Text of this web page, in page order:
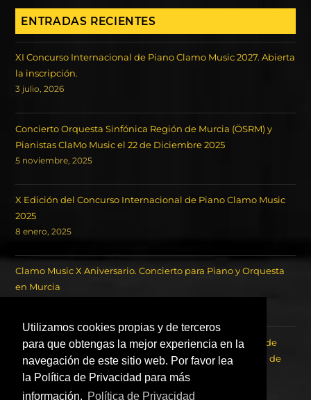
Utilizamos cookies propias y de terceros
para que obtengas la mejor experiencia en la
navegación de este sitio web. Por favor lea
la Política de Privacidad para más
información. Política de Privacidad
ENTRADAS RECIENTES
XI Concurso Internacional de Piano Clamo Music 2027. Abierta
la inscripción.
3 julio, 2026
Concierto Orquesta Sinfónica Región de Murcia (ÖSRM) y
Pianistas ClaMo Music el 22 de Diciembre 2025
5 noviembre, 2025
X Edición del Concurso Internacional de Piano Clamo Music
2025
8 enero, 2025
Clamo Music X Aniversario. Concierto para Piano y Orquesta
en Murcia
Concierto de los Ganadores del Concurso Internacional de
Piano Clamo Music y la Orquesta Sinfónica de la Región de
Murcia OSRM.
22 agosto, 2023